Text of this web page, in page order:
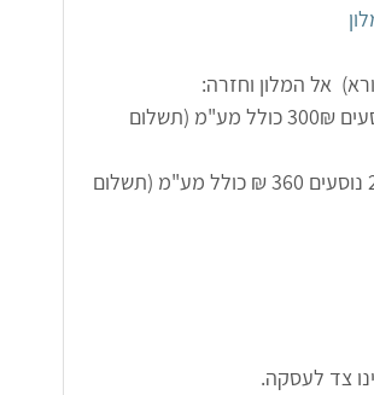
אל המלון וחזרה:
5 עד 6 נוסעים 430 ₪ כולל מע"מ. בין 2-4  נוסעים 300₪ כולל מע"מ (תשלום
5 עד 6 נוסעים  520 ₪ כולל מע"מ.  בין 2-4 נוסעים 360 ₪ כולל מע"מ (תשלום